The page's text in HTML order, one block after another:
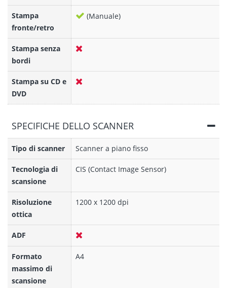
Stampa
fronte/retro
(Manuale)
Stampa senza
bordi
Stampa su CD e
DVD
SPECIFICHE DELLO SCANNER
Tipo di scanner Scanner a piano fisso
Tecnologia di
scansione
CIS (Contact Image Sensor)
Risoluzione
ottica
1200 x 1200 dpi
ADF
Formato
massimo di
scansione
A4